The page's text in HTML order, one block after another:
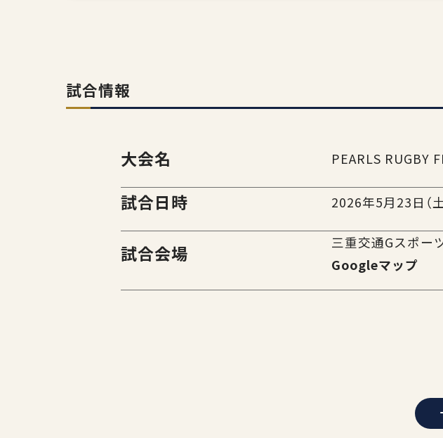
試合情報
大会名 PEARLS RUGBY
試合日時 2026年5月23日（土
試合会場
三重交通Gスポー
Googleマップ